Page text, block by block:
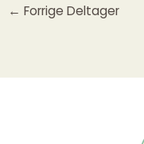
← Forrige Deltager